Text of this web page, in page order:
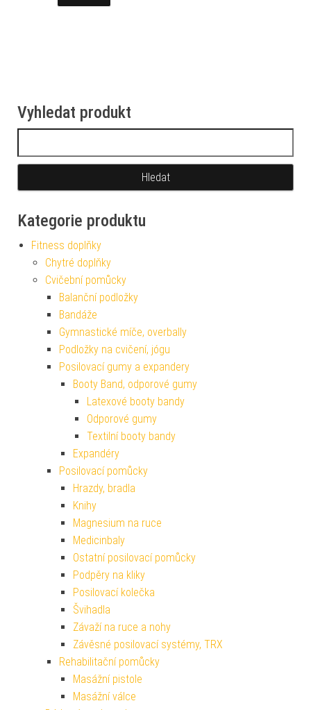
Vyhledat produkt
Kategorie produktu
Fitness doplňky
Chytré doplňky
Cvičební pomůcky
Balanční podložky
Bandáže
Gymnastické míče, overbally
Podložky na cvičení, jógu
Posilovací gumy a expandery
Booty Band, odporové gumy
Latexové booty bandy
Odporové gumy
Textilní booty bandy
Expandéry
Posilovací pomůcky
Hrazdy, bradla
Knihy
Magnesium na ruce
Medicinbaly
Ostatní posilovací pomůcky
Podpěry na kliky
Posilovací kolečka
Švihadla
Závaží na ruce a nohy
Závěsné posilovací systémy, TRX
Rehabilitační pomůcky
Masážní pistole
Masážní válce